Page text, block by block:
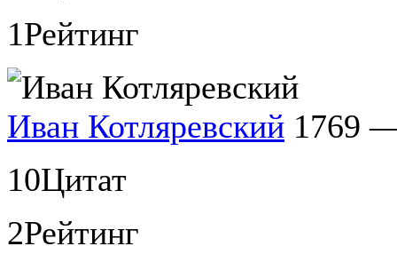
1Рейтинг
Иван Котляревский 1769
10Цитат
2Рейтинг